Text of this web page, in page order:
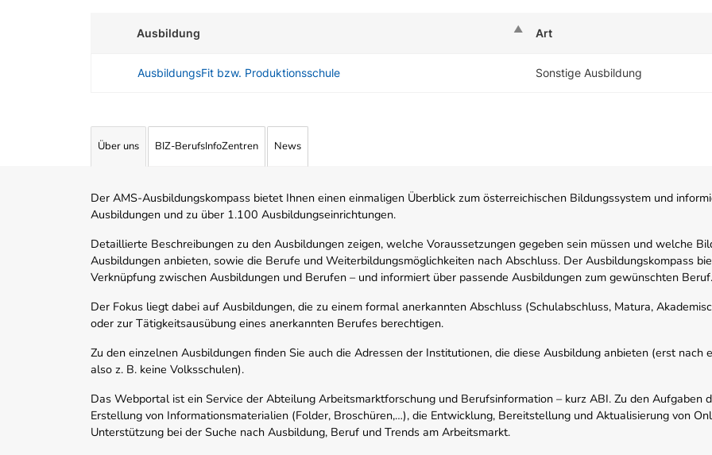
Ausbildung Art
AusbildungsFit bzw. Produktionsschule Sonstige Ausbildung
Über uns BIZ-BerufsInfoZentren News
Der AMS-Ausbildungskompass bietet Ihnen einen einmaligen Überblick zum österreichischen Bildungssystem und
Ausbildungen und zu über 1.100 Ausbildungseinrichtungen.
Detaillierte Beschreibungen zu den Ausbildungen zeigen, welche Voraussetzungen gegeben sein müssen und welche
Ausbildungen anbieten, sowie die Berufe und Weiterbildungsmöglichkeiten nach Abschluss. Der Ausbildungskompass
Verknüpfung zwischen Ausbildungen und Berufen – und informiert über passende Ausbildungen zum gewünschten Beruf.
Der Fokus liegt dabei auf Ausbildungen, die zu einem formal anerkannten Abschluss (Schulabschluss, Matura,
oder zur Tätigkeitsausübung eines anerkannten Berufes berechtigen.
Zu den einzelnen Ausbildungen finden Sie auch die Adressen der Institutionen, die diese Ausbildung anbieten (erst nach
also z. B. keine Volksschulen).
Das Webportal ist ein Service der Abteilung Arbeitsmarktforschung und Berufsinformation – kurz ABI. Zu den Aufgaben
Erstellung von Informationsmaterialien (Folder, Broschüren,…), die Entwicklung, Bereitstellung und Aktualisierung von
Unterstützung bei der Suche nach Ausbildung, Beruf und Trends am Arbeitsmarkt.